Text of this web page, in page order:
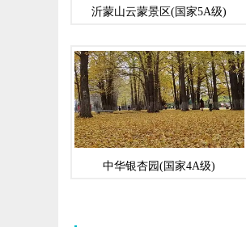
沂蒙山云蒙景区(国家5A级)
中华银杏园(国家4A级)